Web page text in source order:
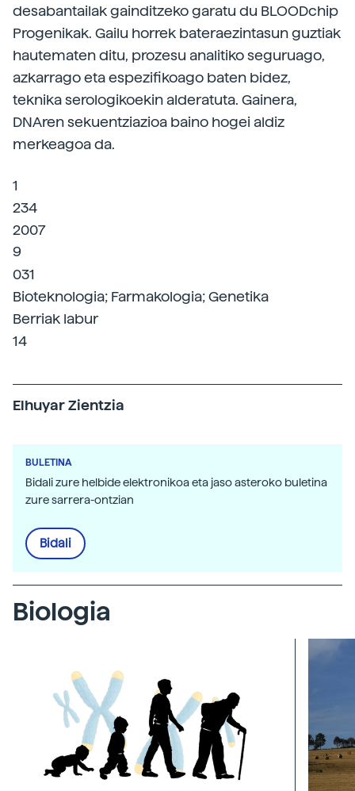
desabantailak gainditzeko garatu du BLOODchip
Progenikak. Gailu horrek bateraezintasun guztiak
hautematen ditu, prozesu analitiko seguruago,
azkarrago eta espezifikoago baten bidez,
teknika serologikoekin alderatuta. Gainera,
DNAren sekuentziazioa baino hogei aldiz
merkeagoa da.
1
234
2007
9
031
Bioteknologia; Farmakologia; Genetika
Berriak labur
14
Elhuyar Zientzia
BULETINA
Bidali zure helbide elektronikoa eta jaso asteroko buletina
zure sarrera-ontzian
Bidali
Biologia